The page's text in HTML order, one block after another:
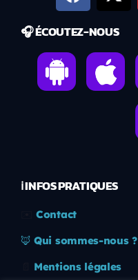
🎧 ÉCOUTEZ-NOUS
ℹ️ INFOS PRATIQUES
Contact
🦊 Qui sommes-nous ?
Mentions légales